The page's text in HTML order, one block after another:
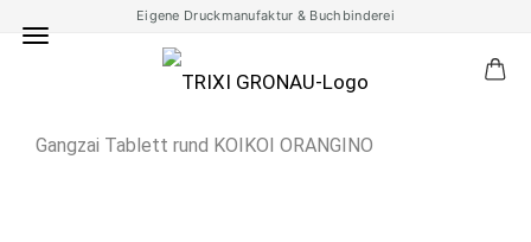
Eigene Druckmanufaktur & Buchbinderei
Gangzai Tablett rund KOIKOI ORANGINO